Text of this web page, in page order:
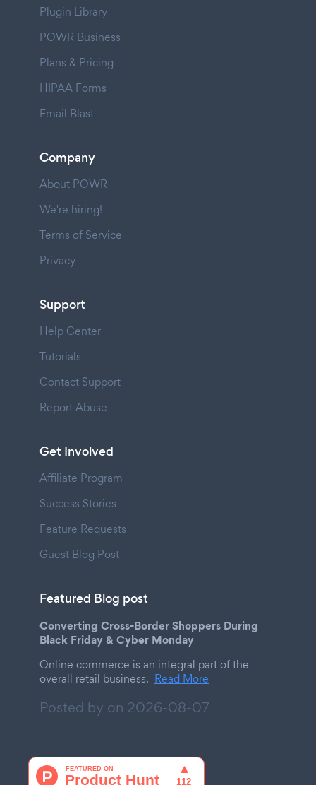
Plugin Library
POWR Business
Plans & Pricing
HIPAA Forms
Email Blast
Company
About POWR
We're hiring!
Terms of Service
Privacy
Support
Help Center
Tutorials
Contact Support
Report Abuse
Get Involved
Affiliate Program
Success Stories
Feature Requests
Guest Blog Post
Featured Blog post
Converting Cross-Border Shoppers During
Black Friday & Cyber Monday
Online commerce is an integral part of the
overall retail business. Read More
Posted by on 2026-08-07